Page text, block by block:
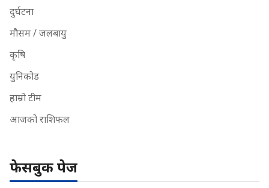
दुर्घटना
मौसम / जलबायु
कृषि
युनिकोड
हाम्रो टीम
आजको राशिफल
फेसबुक पेज